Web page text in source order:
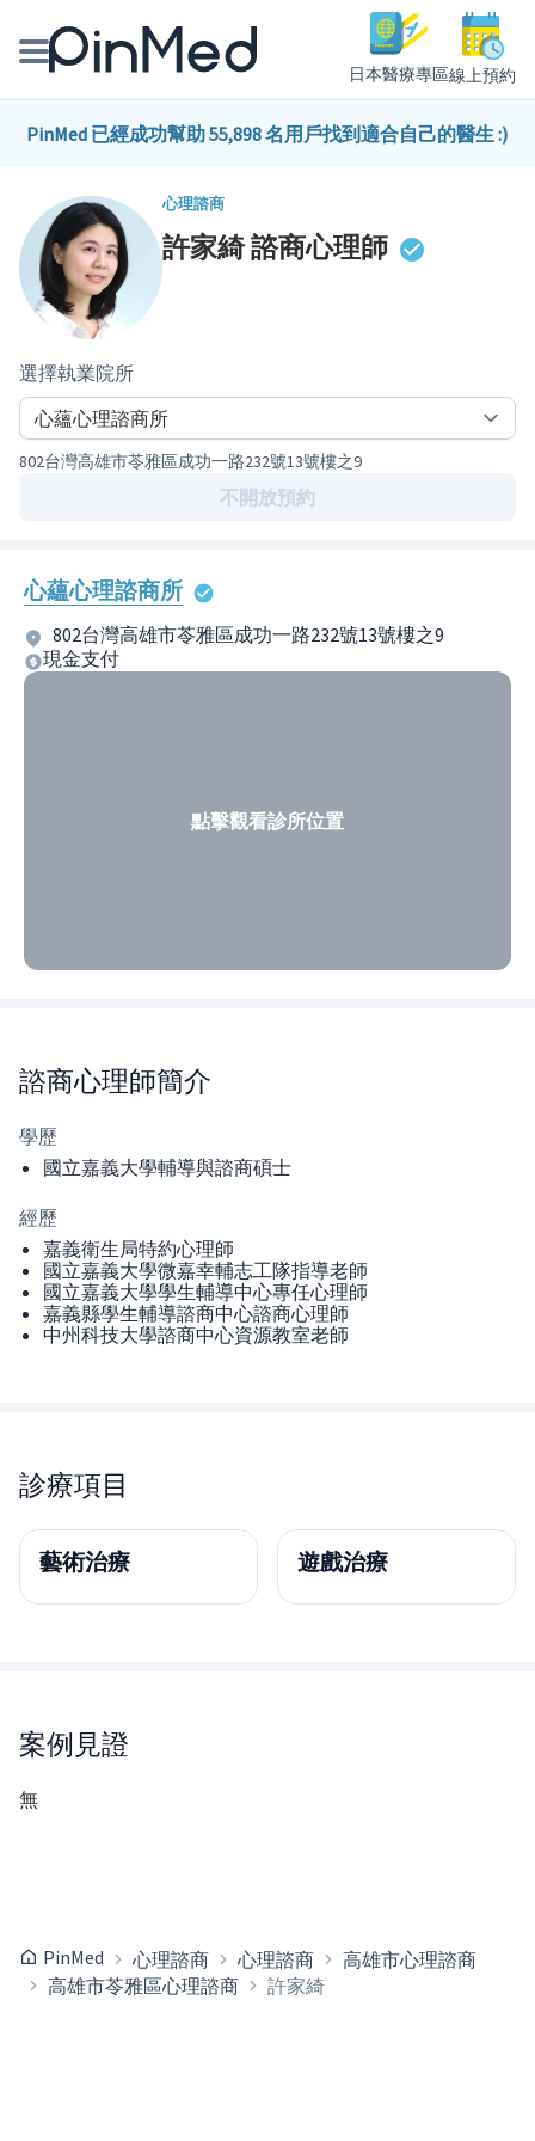
日本醫療專區線上預約
線上預約醫師、院所
醫師專欄專訪
健康主題館
PinMed 已經成功幫助 55,898 名用戶找到適合自己的醫生 :)
心理諮商
許家綺諮商心理師
選擇執業院所
802台灣高雄市苓雅區成功一路232號13號樓之9
不開放預約
心蘊心理諮商所
802台灣高雄市苓雅區成功一路232號13號樓之9
現金支付
點擊觀看診所位置
諮商心理師簡介
學歷
國立嘉義大學輔導與諮商碩士
經歷
嘉義衛生局特約心理師
國立嘉義大學微嘉幸輔志工隊指導老師
國立嘉義大學學生輔導中心專任心理師
嘉義縣學生輔導諮商中心諮商心理師
中州科技大學諮商中心資源教室老師
診療項目
藝術治療 遊戲治療
案例見證
無
PinMed 心理諮商 心理諮商
高雄市心理諮商
高雄市苓雅區心理諮商
許家綺